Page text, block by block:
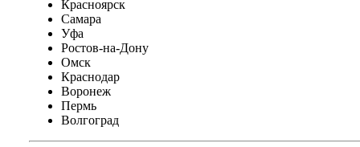
Красноярск
Самара
Уфа
Ростов-на-Дону
Омск
Краснодар
Воронеж
Пермь
Волгоград